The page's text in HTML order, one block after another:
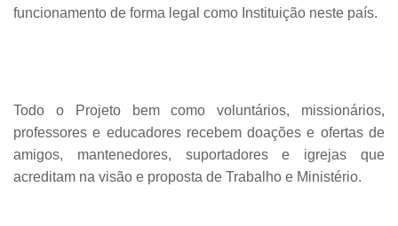
funcionamento de forma legal como Instituição neste país.
Todo o Projeto bem como voluntários, missionários,
professores e educadores recebem doações e ofertas de
amigos, mantenedores, suportadores e igrejas que
acreditam na visão e proposta de Trabalho e Ministério.